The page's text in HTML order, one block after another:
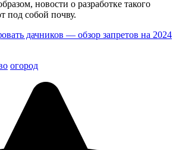
новости о разработке такого
под собой почву.
дачников — обзор запретов на 2024
огород